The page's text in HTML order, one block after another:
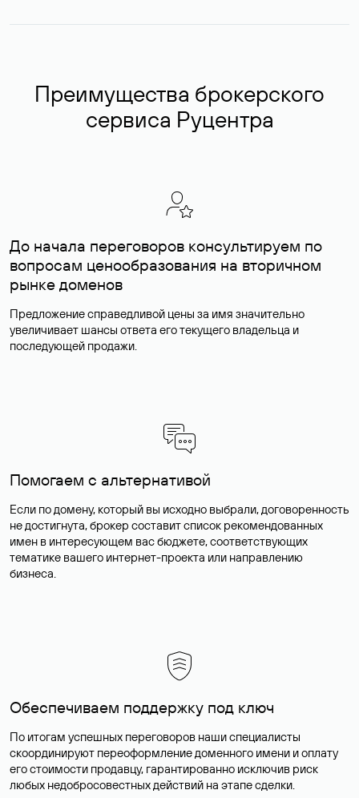
Преимущества брокерского
сервиса Руцентра
До начала переговоров консультируем по
вопросам ценообразования на вторичном
рынке доменов
Предложение справедливой цены за имя значительно
увеличивает шансы ответа его текущего владельца и
последующей продажи.
Помогаем с альтернативой
Если по домену, который вы исходно выбрали, договоренность
не достигнута, брокер составит список рекомендованных
имен в интересующем вас бюджете, соответствующих
тематике вашего интернет-проекта или направлению
бизнеса.
Обеспечиваем поддержку под ключ
По итогам успешных переговоров наши специалисты
скоординируют переоформление доменного имени и оплату
его стоимости продавцу, гарантированно исключив риск
любых недобросовестных действий на этапе сделки.